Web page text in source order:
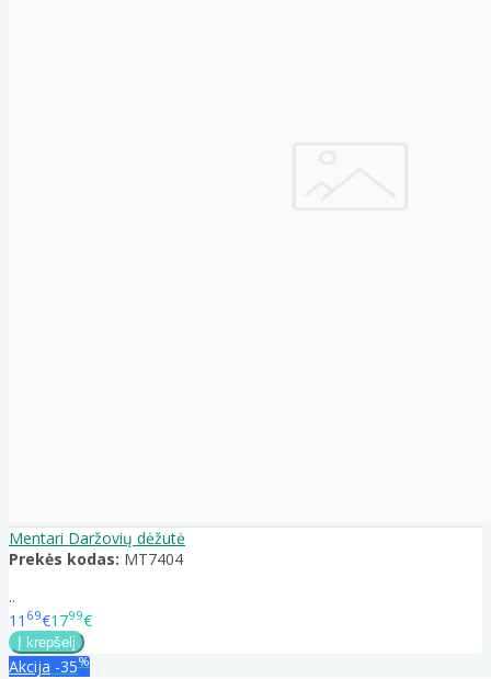
Mentari Daržovių dėžutė
Prekės kodas: MT7404
..
11 69€1799€
Akcija -35%